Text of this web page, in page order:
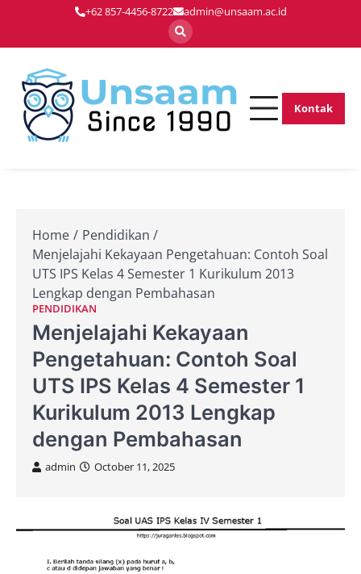
content
+62 857-4456-8722 admin@unsaam.ac.id
Membentuk
Kontak
Home
Pendidikan
Menjelajahi Kekayaan Pengetahuan: Contoh Soal
UTS IPS Kelas 4 Semester 1 Kurikulum 2013
Lengkap dengan Pembahasan
PENDIDIKAN
Menjelajahi Kekayaan
Pengetahuan: Contoh Soal
UTS IPS Kelas 4 Semester 1
Kurikulum 2013 Lengkap
dengan Pembahasan
admin October 11, 2025